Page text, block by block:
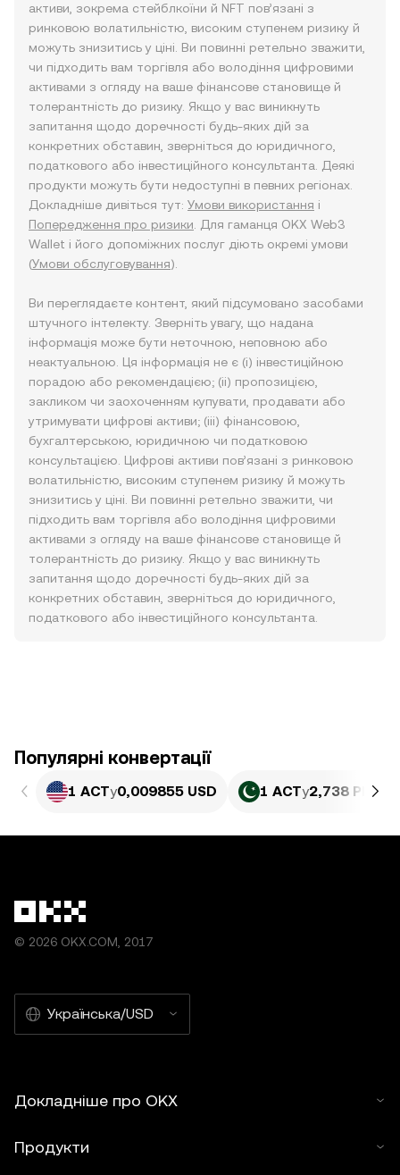
активи, зокрема стейблкоїни й NFT пов’язані з
ринковою волатильністю, високим ступенем ризику й
можуть знизитись у ціні. Ви повинні ретельно зважити,
чи підходить вам торгівля або володіння цифровими
активами з огляду на ваше фінансове становище й
толерантність до ризику. Якщо у вас виникнуть
запитання щодо доречності будь-яких дій за
конкретних обставин, зверніться до юридичного,
податкового або інвестиційного консультанта. Деякі
продукти можуть бути недоступні в певних регіонах.
Докладніше дивіться тут: Умови використання і
Попередження про ризики . Для гаманця OKX Web3
Wallet і його допоміжних послуг діють окремі умови
(Умови обслуговування).
Ви переглядаєте контент, який підсумовано засобами
штучного інтелекту. Зверніть увагу, що надана
інформація може бути неточною, неповною або
неактуальною. Ця інформація не є (i) інвестиційною
порадою або рекомендацією; (ii) пропозицією,
закликом чи заохоченням купувати, продавати або
утримувати цифрові активи; (iii) фінансовою,
бухгалтерською, юридичною чи податковою
консультацією. Цифрові активи пов’язані з ринковою
волатильністю, високим ступенем ризику й можуть
знизитись у ціні. Ви повинні ретельно зважити, чи
підходить вам торгівля або володіння цифровими
активами з огляду на ваше фінансове становище й
толерантність до ризику. Якщо у вас виникнуть
запитання щодо доречності будь-яких дій за
конкретних обставин, зверніться до юридичного,
податкового або інвестиційного консультанта.
Популярні конвертації
1 ACTу0,009855 USD 1 ACTу2,738 PKR
© 2026 OKX.COM, 2017
Українська/USD
Докладніше про OKX
Продукти